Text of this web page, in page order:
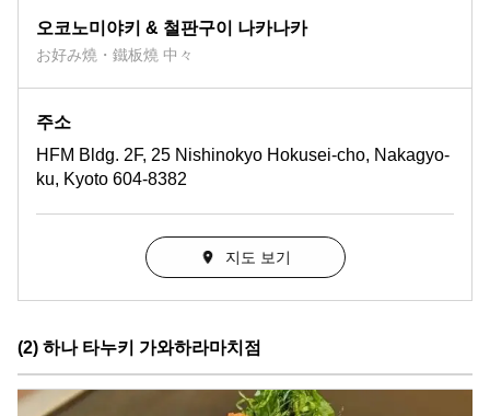
오코노미야키 & 철판구이 나카나카
お好み燒・鐵板燒 中々
주소
HFM Bldg. 2F, 25 Nishinokyo Hokusei-cho, Nakagyo-
ku, Kyoto 604-8382
지도 보기
(2) 하나 타누키 가와하라마치점